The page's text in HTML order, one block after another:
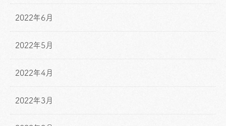
2022年6月
2022年5月
2022年4月
2022年3月